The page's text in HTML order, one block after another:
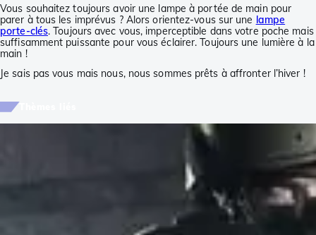
Vous souhaitez toujours avoir une lampe à portée de main pour
parer à tous les imprévus ? Alors orientez-vous sur une lampe
porte-clés. Toujours avec vous, imperceptible dans votre poche mais
suffisamment puissante pour vous éclairer. Toujours une lumière à la
main !
Je sais pas vous mais nous, nous sommes prêts à affronter l’hiver !